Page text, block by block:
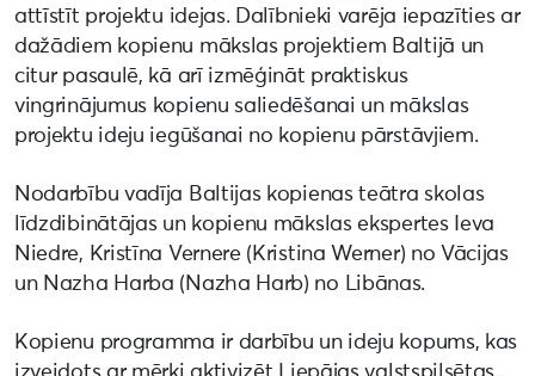
attīstīt projektu idejas. Dalībnieki varēja iepazīties ar
dažādiem kopienu mākslas projektiem Baltijā un
citur pasaulē, kā arī izmēģināt praktiskus
vingrinājumus kopienu saliedēšanai un mākslas
projektu ideju iegūšanai no kopienu pārstāvjiem.
Nodarbību vadīja Baltijas kopienas teātra skolas
līdzdibinātājas un kopienu mākslas ekspertes Ieva
Niedre, Kristīna Vernere (Kristina Werner) no Vācijas
un Nazha Harba (Nazha Harb) no Libānas.
Kopienu programma ir darbību un ideju kopums, kas